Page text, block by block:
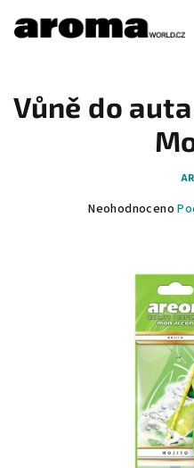
obsah
Vůně do auta
Průměrné
hvězdiček.
Neohodnoceno